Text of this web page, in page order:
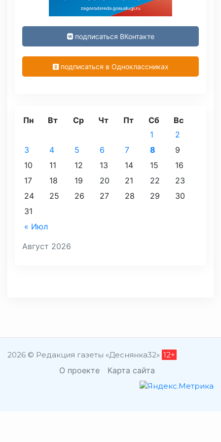
подписаться ВКонтакте
подписаться в Одноклассниках
Август 2026
Пн Вт Ср Чт Пт Сб Вс
« Июл
1
2
3
4 5 6 7 8
9
10
11 12 13 14 15
16
17
18 19 20 21 22
23
24
25 26 27 28 29
30
31
2026 © Редакция газеты «Деснянка32» 12+
О проекте Карта сайта